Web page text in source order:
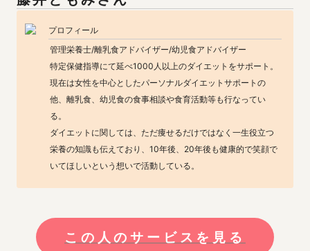
プロフィール
管理栄養士/離乳食アドバイザー/幼児食アドバイザー
特定保健指導にて延べ1000人以上のダイエットをサポート。
現在は女性を中心としたパーソナルダイエットサポートの
他、離乳食、幼児食の食事相談や食育活動等も行なってい
る。
ダイエットに関しては、ただ痩せるだけではなく一生役立つ
栄養の知識も伝えており、10年後、20年後も健康的で笑顔で
いてほしいという想いで活動している。
この人のサービスを見る